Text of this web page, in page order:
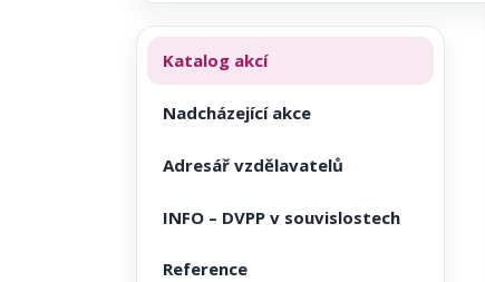
Katalog akcí
Nadcházející akce
Adresář vzdělavatelů
INFO – DVPP v souvislostech
Reference